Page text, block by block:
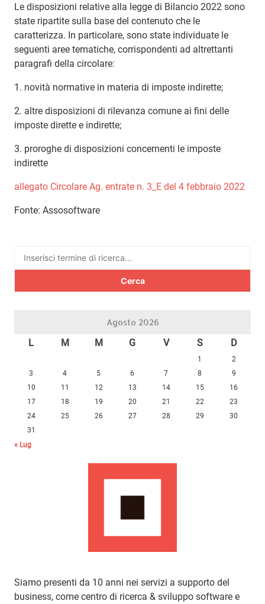
Le disposizioni relative alla legge di Bilancio 2022 sono
state ripartite sulla base del contenuto che le
caratterizza. In particolare, sono state individuate le
seguenti aree tematiche, corrispondenti ad altrettanti
paragrafi della circolare:
1. novità normative in materia di imposte indirette;
2. altre disposizioni di rilevanza comune ai fini delle
imposte dirette e indirette;
3. proroghe di disposizioni concernenti le imposte
indirette
allegato Circolare Ag. entrate n. 3_E del 4 febbraio 2022
Fonte: Assosoftware
Ricerca
Agosto 2026
L M M G V S D
1
2
3
4 5 6 7 8
9
10
11 12 13 14 15
16
17
18 19 20 21 22
23
24
25 26 27 28 29
30
31
« Lug
Siamo presenti da 10 anni nei servizi a supporto del
business, come centro di ricerca & sviluppo software e